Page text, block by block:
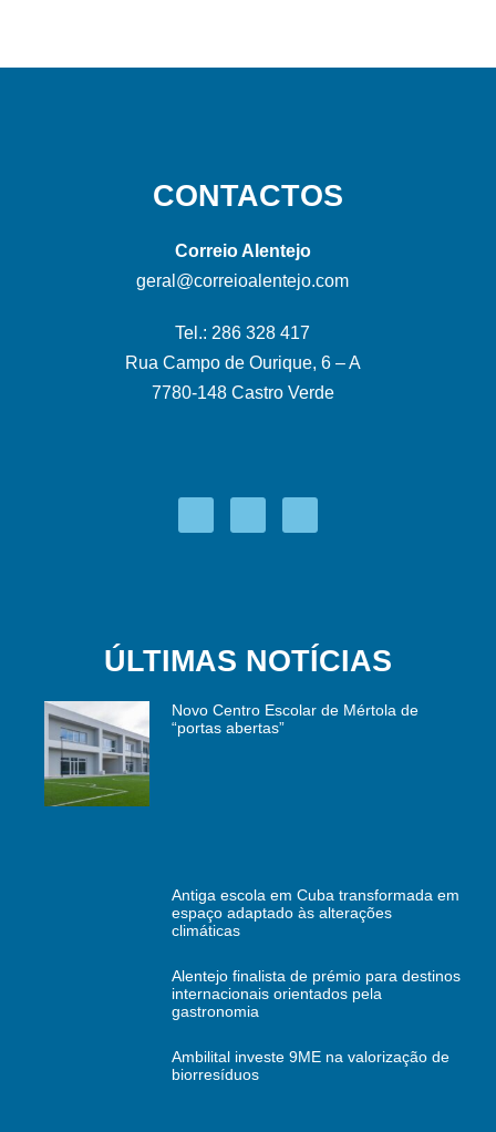
CONTACTOS
Correio Alentejo
geral@correioalentejo.com
Tel.: 286 328 417
Rua Campo de Ourique, 6 – A
7780-148 Castro Verde
ÚLTIMAS NOTÍCIAS
Novo Centro Escolar de Mértola de
“portas abertas”
Antiga escola em Cuba transformada em
espaço adaptado às alterações
climáticas
Alentejo finalista de prémio para destinos
internacionais orientados pela
gastronomia
Ambilital investe 9ME na valorização de
biorresíduos